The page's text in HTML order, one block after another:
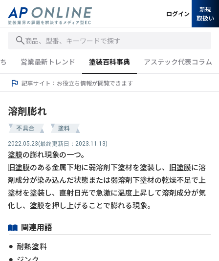
商品、型番、キーワードで探す
ログイン
新規
取扱い
営業最新トレンド 塗装百科事典 アステック代表コラム
記事サイト：お役立ち情報が閲覧できます
溶剤膨れ
不具合 塗料
2022.05.23(最終更新日：2023.11.13)
塗膜の膨れ現象の一つ。
旧塗膜のある金属下地に弱溶剤下塗材を塗装し、 旧塗膜に溶
剤成分が染み込んだ状態または弱溶剤下塗材の乾燥不足で上
塗材を塗装し、直射日光で急激に温度上昇して溶剤成分が気
化し、 塗膜を押し上げることで膨れる現象。
関連用語
耐熱塗料